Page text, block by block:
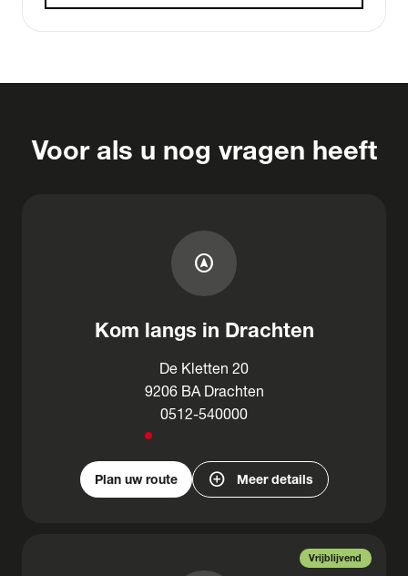
Voor als u nog vragen heeft
assistant_navigation
Kom langs in Drachten
De Kletten 20
9206 BA Drachten
0512-540000
Plan uw route add_circle Meer details
Vrijblijvend